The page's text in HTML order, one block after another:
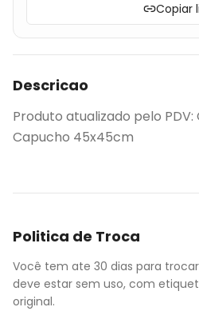
Copiar
Descricao
Produto atualizado pelo
Capucho 45x45cm
Politica de Troca
Você tem ate 30 dias para
deve estar sem uso, com
original.